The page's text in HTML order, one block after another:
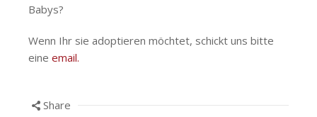
Babys?
Wenn Ihr sie adoptieren möchtet, schickt uns bitte
eine email.
Share